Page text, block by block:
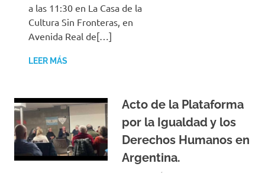
a las 11:30 en La Casa de la
Cultura Sin Fronteras, en
Avenida Real de[…]
LEER MÁS
Acto de la Plataforma
por la Igualdad y los
Derechos Humanos en
Argentina.